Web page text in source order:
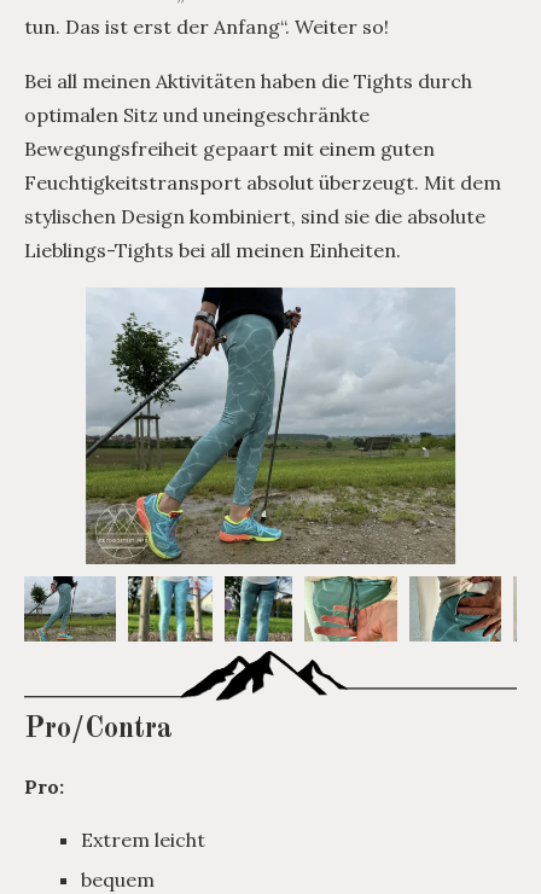
tun. Das ist erst der Anfang“. Weiter so!
Bei all meinen Aktivitäten haben die Tights durch
optimalen Sitz und uneingeschränkte
Bewegungsfreiheit gepaart mit einem guten
Feuchtigkeitstransport absolut überzeugt. Mit dem
stylischen Design kombiniert, sind sie die absolute
Lieblings-Tights bei all meinen Einheiten.
Pro/Contra
Pro:
Extrem leicht
bequem